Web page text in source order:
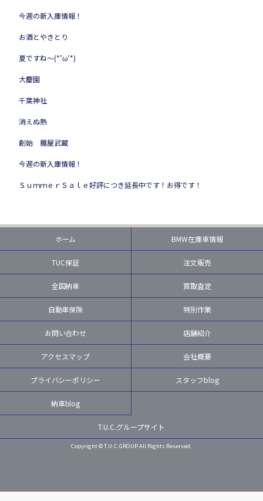
今週の新入庫情報！
お酒とやきとり
夏ですね～(*’ω’*)
大慶園
千葉神社
消えぬ熱
創始 麺屋武蔵
今週の新入庫情報！
ＳｕｍｍｅｒＳａｌｅ好評につき延長中です！お得です！
ホーム BMW在庫車情報
TUC保証 注文販売
全国納車 買取査定
自動車保険 特別作業
お問い合わせ 店舗紹介
アクセスマップ 会社概要
プライバシーポリシー スタッフblog
納車blog
T.U.C.グループサイト
Copyright © T.U.C.GROUP All Rights Reserved.